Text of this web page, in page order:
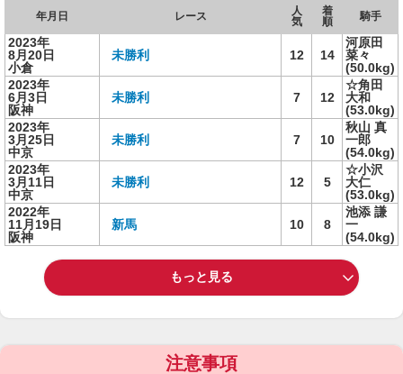
年月日 レース
人
気
着
順
騎手
2023年
8月20日
小倉
未勝利 12 14
河原田
菜々
(50.0kg)
2023年
6月3日
阪神
未勝利 7 12
☆角田
大和
(53.0kg)
2023年
3月25日
中京
未勝利 7 10
秋山 真
一郎
(54.0kg)
2023年
3月11日
中京
未勝利 12 5
☆小沢
大仁
(53.0kg)
2022年
11月19日
阪神
新馬 10 8
池添 謙
一
(54.0kg)
もっと見る
注意事項